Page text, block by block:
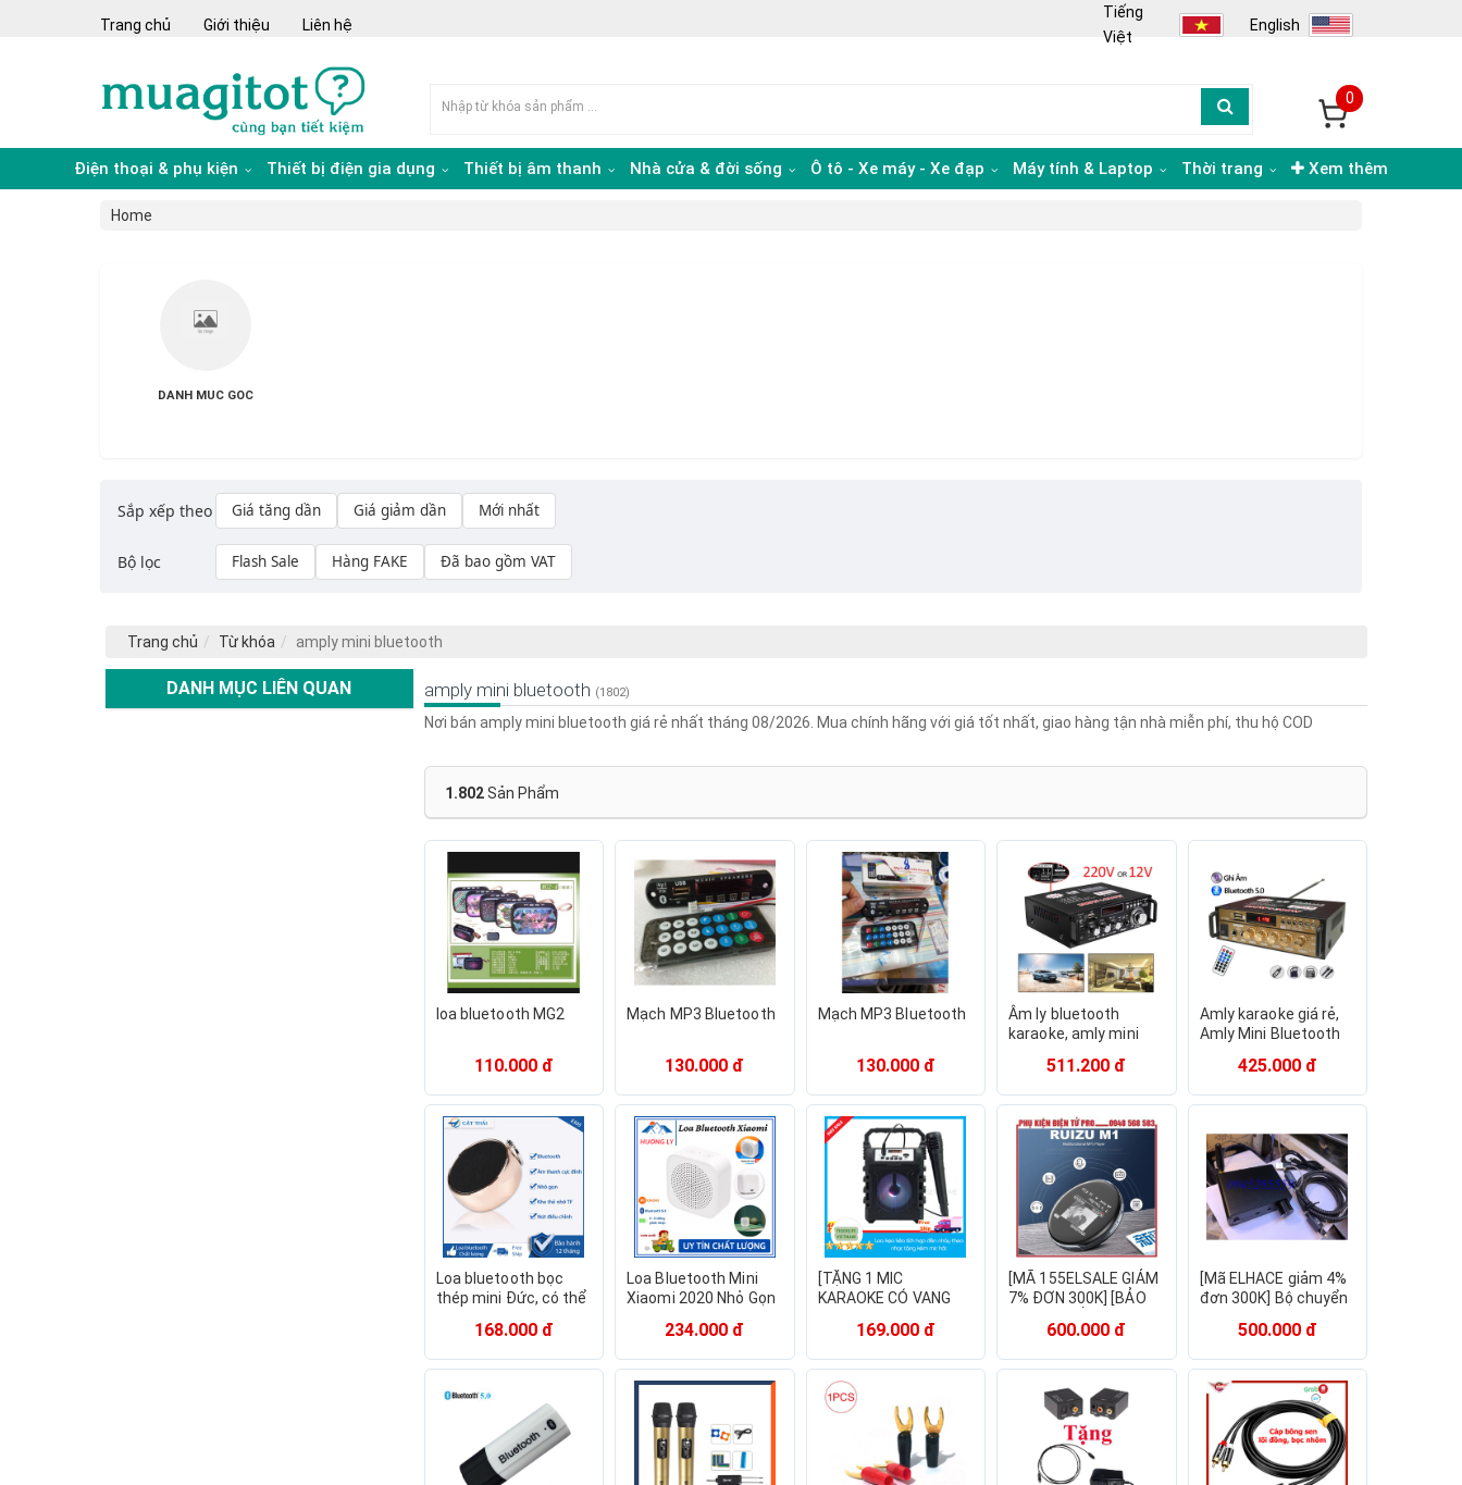
Trang chủ Giới thiệu Liên hệ
Tiếng
Việt
English
0
Điện thoại & phụ kiện Thiết bị điện gia dụng Thiết bị âm thanh Nhà cửa & đời sống Ô tô - Xe máy - Xe đạp Máy tính & Laptop Thời trang Xem thêm
Home
DANH MUC GOC
Sắp xếp theo Giá tăng dần Giá giảm dần Mới nhất
Bộ lọc Flash Sale Hàng FAKE Đã bao gồm VAT
Trang chủ Từ khóa amply mini bluetooth
DANH MỤC LIÊN QUAN amply mini bluetooth (1802)
Nơi bán amply mini bluetooth giá rẻ nhất tháng 08/2026. Mua chính hãng với giá tốt nhất, giao hàng tận nhà miễn phí, thu hộ COD
1.802Sản Phẩm
loa bluetooth MG2
110.000 đ
Mạch MP3 Bluetooth
130.000 đ
Mạch MP3 Bluetooth
130.000 đ
Âm ly bluetooth
karaoke, amly mini
công suất khủng,
chất âm hay, chỉnh
511.200 đ
Amly karaoke giá rẻ,
Amly Mini Bluetooth
Ghi Âm , Echo - phiên
bản cao cấp, chức
425.000 đ
Loa bluetooth bọc
thép mini Đức, có thể
kết , âm thanh mạnh,
chất lượng âm thanh
168.000 đ
Loa Bluetooth Mini
Xiaomi 2020 Nhỏ Gọn
Pin Trâu 6 Tiếng Hàng
Chính Hãng - Bảo
Hành 12 Tháng
234.000 đ
[TẶNG 1 MIC
KARAOKE CÓ VANG
Karaoke Bluetooth
Mini 33bt/Gs33/Gs23
Có Vang âm thanh
trầm ấm
169.000 đ
[MÃ 155ELSALE GIẢM
7% ĐƠN 300K] [BẢO
NGHE NHẠC MINI
BLUETOOTH RUIZU
600.000 đ
[Mã ELHACE giảm 4%
đơn 300K] Bộ chuyển
hoa sen (amply,loa)
cap cấp
500.000 đ